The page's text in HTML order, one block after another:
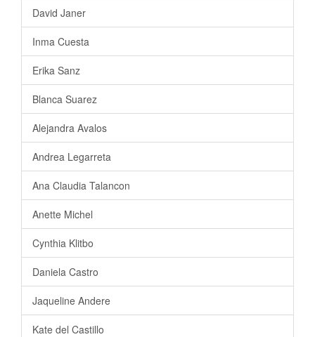
David Janer
Inma Cuesta
Erika Sanz
Blanca Suarez
Alejandra Avalos
Andrea Legarreta
Ana Claudia Talancon
Anette Michel
Cynthia Klitbo
Daniela Castro
Jaqueline Andere
Kate del Castillo